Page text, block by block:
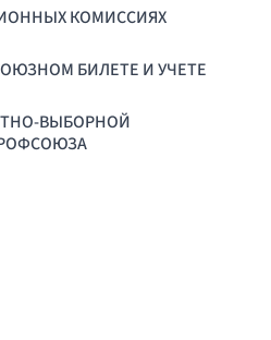
КОМИССИЯХ
БИЛЕТЕ И УЧЕТЕ
ВЫБОРНОЙ